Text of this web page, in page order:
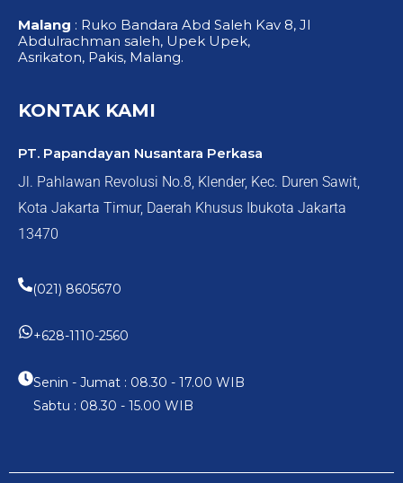
Malang : Ruko Bandara Abd Saleh Kav 8, Jl
Abdulrachman saleh, Upek Upek,
Asrikaton, Pakis, Malang.
KONTAK KAMI
PT. Papandayan Nusantara Perkasa
Jl. Pahlawan Revolusi No.8, Klender, Kec. Duren Sawit,
Kota Jakarta Timur, Daerah Khusus Ibukota Jakarta
13470
(021) 8605670
+628-1110-2560
Senin - Jumat : 08.30 - 17.00 WIB
Sabtu : 08.30 - 15.00 WIB